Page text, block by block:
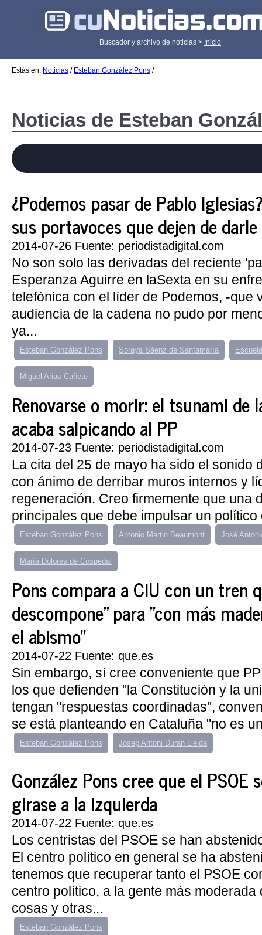
Buscador y archivo de noticias > Inicio
Estás en: Noticias / Esteban González Pons /
Noticias de Esteban
¿Podemos pasar de Pablo
sus portavoces que dejen de
2014-07-26 Fuente: periodistadigital.com
No son solo las derivadas del reciente
Esperanza Aguirre en laSexta en su
telefónica con el líder de Podemos, -que
audiencia de la cadena no pudo por
ya...
Esteban González Pons Soraya Sáenz de Santamaría
Miguel Arias Cañete
Renovarse o morir: el tsunami de
acaba salpicando al PP
2014-07-23 Fuente: periodistadigital.com
La cita del 25 de mayo ha sido el sonido
con ánimo de derribar muros internos y
regeneración. Creo firmemente que una
principales que debe impulsar un político
Esteban González Pons Antonio Martin Beaumont José
María Dolores de Cospedal
Pons compara a CiU con un tren
descompone" para "con más
el abismo"
2014-07-22 Fuente: que.es
Sin embargo, sí cree conveniente que
los que defienden "la Constitución y la
tengan "respuestas coordinadas",
se está planteando en Cataluña "no es
Esteban González Pons Josep Antoni Duran Lleida
González Pons cree que el PSOE
girase a la izquierda
2014-07-22 Fuente: que.es
Los centristas del PSOE se han
El centro político en general se ha
tenemos que recuperar tanto el PSOE
centro político, a la gente más moderada
cosas y otras...
Esteban González Pons